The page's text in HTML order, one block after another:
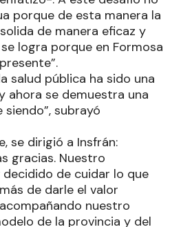
porque de esta manera la
de manera eficaz y
logra porque en Formosa
salud pública ha sido una
ahora se demuestra una
subrayó
se dirigió a Insfrán:
gracias. Nuestro
de cuidar lo que
de darle el valor
nuestro
de la provincia y del